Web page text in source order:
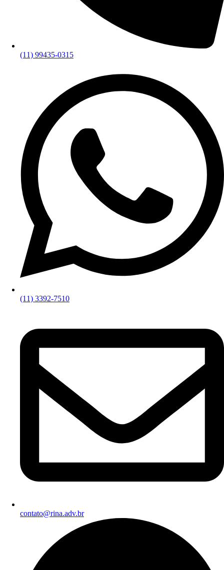
(11) 99435-0315
(11) 3392-7510
contato@rina.adv.br